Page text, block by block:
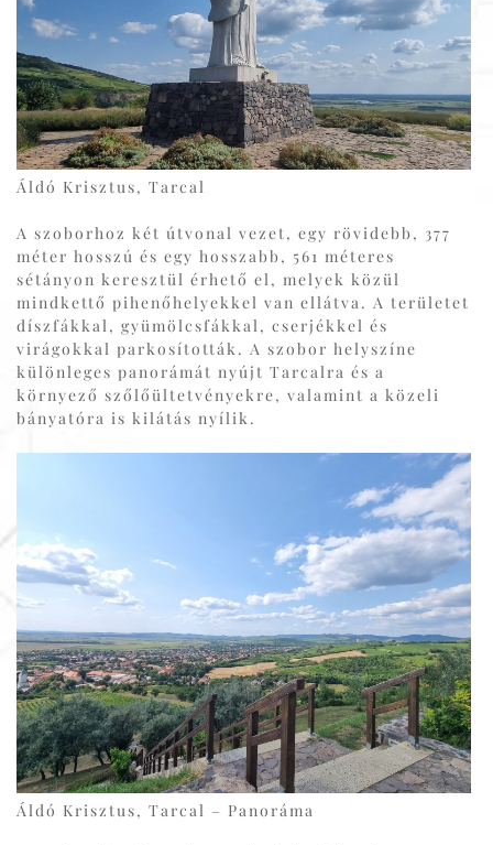
Áldó Krisztus, Tarcal
A szoborhoz két útvonal vezet, egy rövidebb, 377
méter hosszú és egy hosszabb, 561 méteres
sétányon keresztül érhető el, melyek közül
mindkettő pihenőhelyekkel van ellátva. A területet
díszfákkal, gyümölcsfákkal, cserjékkel és
virágokkal parkosították. A szobor helyszíne
különleges panorámát nyújt Tarcalra és a
környező szőlőültetvényekre, valamint a közeli
bányatóra is kilátás nyílik.
Áldó Krisztus, Tarcal – Panoráma